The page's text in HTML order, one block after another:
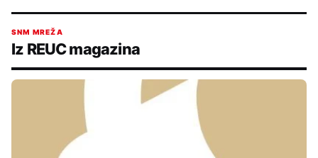
SNM MREŽA
Iz REUC magazina